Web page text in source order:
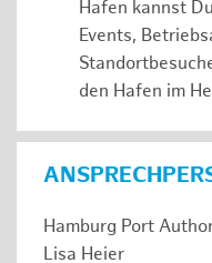
Hafen kannst
Events,
den Hafen im
Hamburg Port
Lisa Heier